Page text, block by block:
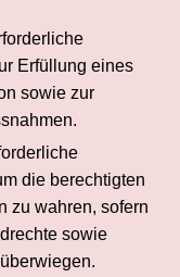
Erfüllung eines
sowie zur
die berechtigten
zu wahren, sofern
sowie